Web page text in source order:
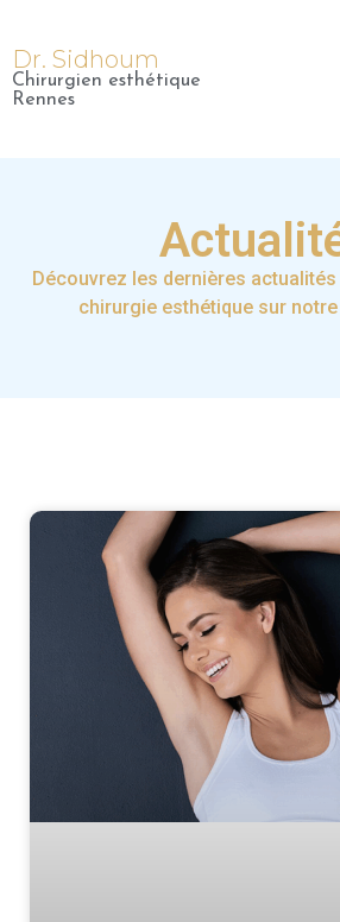
Dr. Sidhoum
Chirurgien esthétique
Rennes
Découvrez les dernières
chirurgie esthétique sur